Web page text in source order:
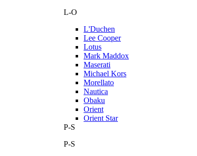
L-O
L'Duchen
Lee Cooper
Lotus
Mark Maddox
Maserati
Michael Kors
Morellato
Nautica
Obaku
Orient
Orient Star
P-S
P-S